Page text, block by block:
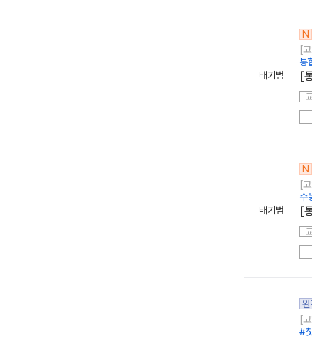
배기범
N
[
통
[
배기범
N
[
수
[
[
#